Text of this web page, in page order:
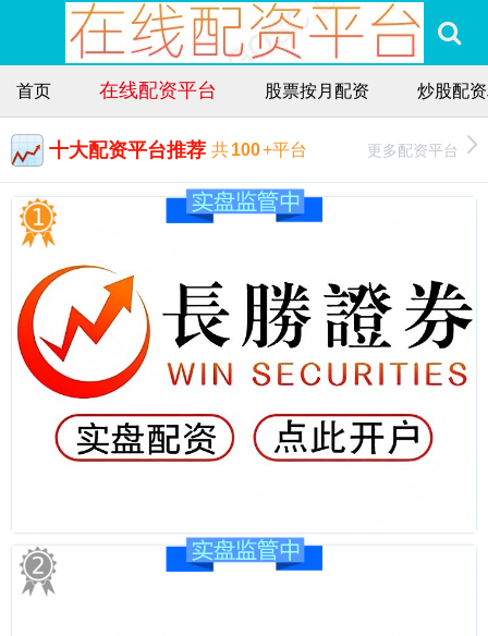
首页 在线配资平台 股票按月配资 炒股配
十大配资平台推荐 共100+平台 更多配资平台